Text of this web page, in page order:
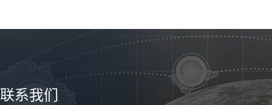
最大扭矩（Nm/rpm）： -
燃料： 汽油
燃油标号： 92号
供油方式： 多点电喷
环保标准： 国V
发动机自动启/停： -
联系我们